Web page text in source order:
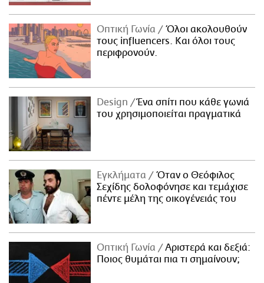
Οπτική Γωνία
Όλοι ακολουθούν
τους influencers. Και όλοι τους
περιφρονούν.
Design
Ένα σπίτι που κάθε γωνιά
του χρησιμοποιείται πραγματικά
Εγκλήματα
Όταν ο Θεόφιλος
Σεχίδης δολοφόνησε και τεμάχισε
πέντε μέλη της οικογένειάς του
Οπτική Γωνία
Αριστερά και δεξιά:
Ποιος θυμάται πια τι σημαίνουν;